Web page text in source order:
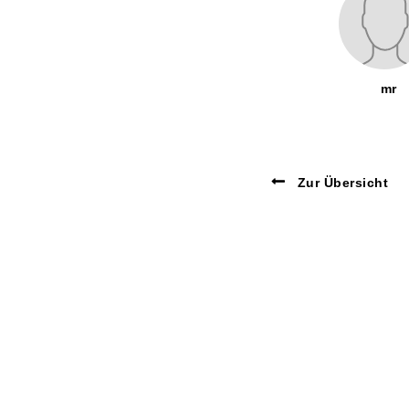
mr
Zur Übersicht